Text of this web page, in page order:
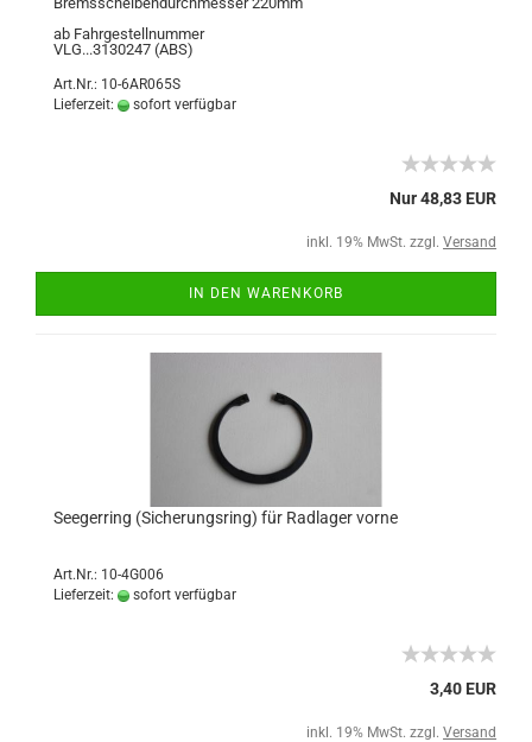
ab Fahrgestellnummer
VLG...3130247 (ABS)
Art.Nr.: 10-6AR065S
Lieferzeit:
sofort verfügbar
Nur 48,83 EUR
inkl. 19% MwSt. zzgl. Versand
IN DEN WARENKORB
Seegerring (Sicherungsring) für Radlager vorne
Art.Nr.: 10-4G006
Lieferzeit:
sofort verfügbar
3,40 EUR
inkl. 19% MwSt. zzgl. Versand